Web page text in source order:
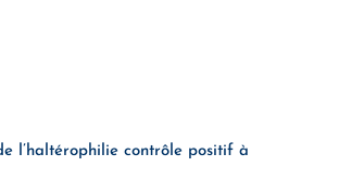
l’haltérophilie contrôle positif à